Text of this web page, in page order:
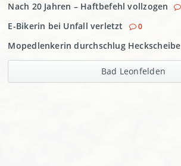
Nach 20 Jahren – Haftbefehl vollzogen
E-Bikerin bei Unfall verletzt 0
Mopedlenkerin durchschlug Heckscheibe
Bad Leonfelden